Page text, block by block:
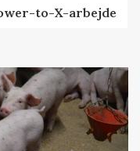
to-X-arbejde